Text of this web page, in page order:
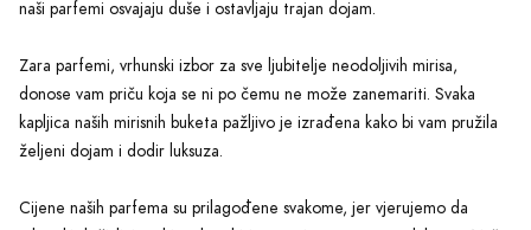
naši parfemi osvajaju duše i ostavljaju trajan dojam.
Zara parfemi, vrhunski izbor za sve ljubitelje neodoljivih mirisa,
donose vam priču koja se ni po čemu ne može zanemariti. Svaka
kapljica naših mirisnih buketa pažljivo je izrađena kako bi vam pružila
željeni dojam i dodir luksuza.
Cijene naših parfema su prilagođene svakome, jer vjerujemo da